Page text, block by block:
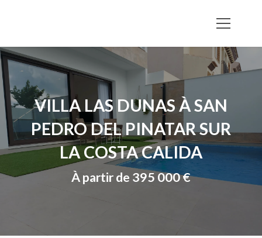
VILLA LAS DUNAS À SAN
PEDRO DEL PINATAR SUR
LA COSTA CALIDA
À partir de 395 000 €